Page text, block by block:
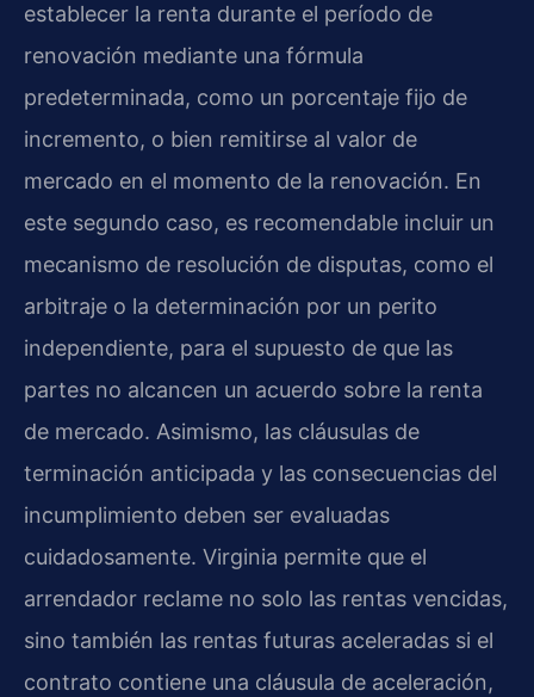
establecer la renta durante el período de
renovación mediante una fórmula
predeterminada, como un porcentaje fijo de
incremento, o bien remitirse al valor de
mercado en el momento de la renovación. En
este segundo caso, es recomendable incluir un
mecanismo de resolución de disputas, como el
arbitraje o la determinación por un perito
independiente, para el supuesto de que las
partes no alcancen un acuerdo sobre la renta
de mercado. Asimismo, las cláusulas de
terminación anticipada y las consecuencias del
incumplimiento deben ser evaluadas
cuidadosamente. Virginia permite que el
arrendador reclame no solo las rentas vencidas,
sino también las rentas futuras aceleradas si el
contrato contiene una cláusula de aceleración,